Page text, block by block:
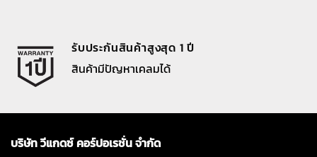
รับประกันสินค้าสูงสุด 1 ปี
สินค้ามีปัญหาเคลมได้
บริษัท วีแกดซ์ คอร์ปอเรชั่น จำกัด